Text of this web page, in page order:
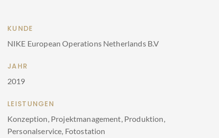
KUNDE
NIKE European Operations Netherlands B.V
JAHR
2019
LEISTUNGEN
Konzeption, Projektmanagement, Produktion,
Personalservice, Fotostation